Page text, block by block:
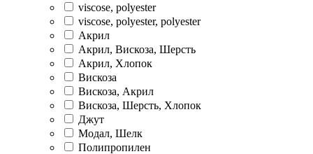
viscose, polyester
viscose, polyester, polyester
Акрил
Акрил, Вискоза, Шерсть
Акрил, Хлопок
Вискоза
Вискоза, Акрил
Вискоза, Шерсть, Хлопок
Джут
Модал, Шелк
Полипропилен